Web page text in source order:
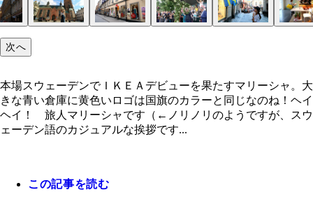
Ｍはビルに入った大きいものから小さい路面店ま
イポールが建てられた
のイニシャルと、彼が育った農場や村の頭文字を
るんだって！
街や人や花の名前が付いているって知ってた？
次へ
本場スウェーデンでＩＫＥＡデビューを果たすマリーシャ。大
きな青い倉庫に黄色いロゴは国旗のカラーと同じなのね！ヘイ
ヘイ！ 旅人マリーシャです（←ノリノリのようですが、スウ
ェーデン語のカジュアルな挨拶です...
この記事を読む